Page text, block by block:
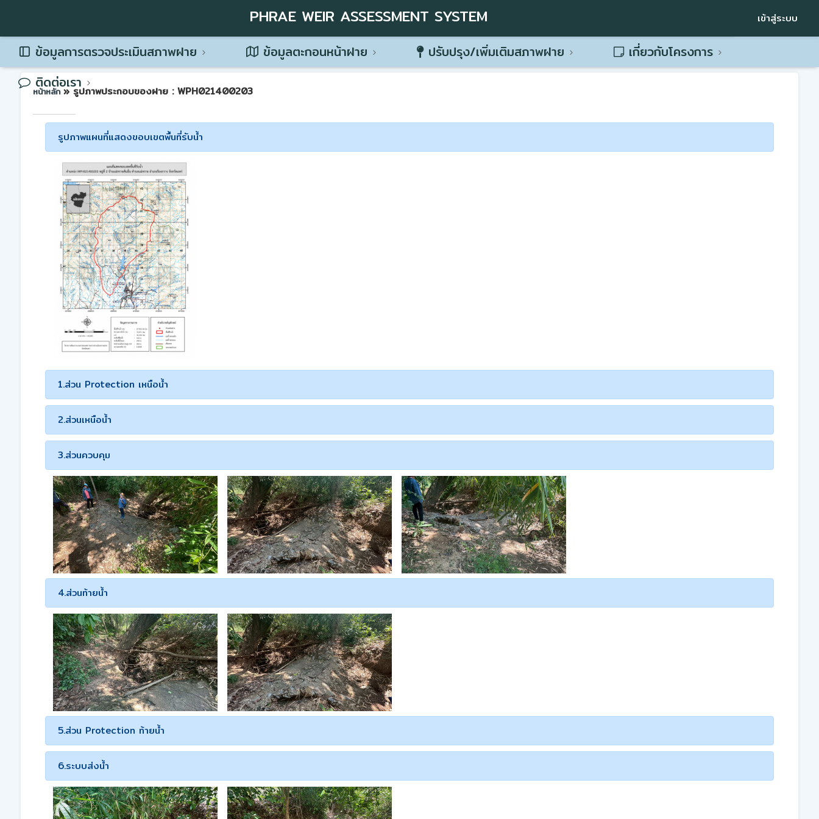
PHRAE WEIR ASSESSMENT SYSTEM เข้าสู่ระบบ
ข้อมูลการตรวจประเมินสภาพฝาย ข้อมูลตะกอนหน้าฝาย ปรับปรุง/เพิ่มเติมสภาพฝาย
เกี่ยวกับโครงการ
ติดต่อเรา
หน้าหลัก » รูปภาพประกอบของฝาย : WPH021400203
รูปภาพแผนที่แสดงขอบเขตพื้นที่รับน้ำ
1.ส่วน Protection เหนือน้ำ
2.ส่วนเหนือน้ำ
3.ส่วนควบคุม
4.ส่วนท้ายน้ำ
5.ส่วน Protection ท้ายน้ำ
6.ระบบส่งน้ำ